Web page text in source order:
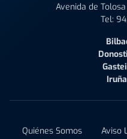
Avenida de
Tel:
Iruña
Quiénes Somos Aviso